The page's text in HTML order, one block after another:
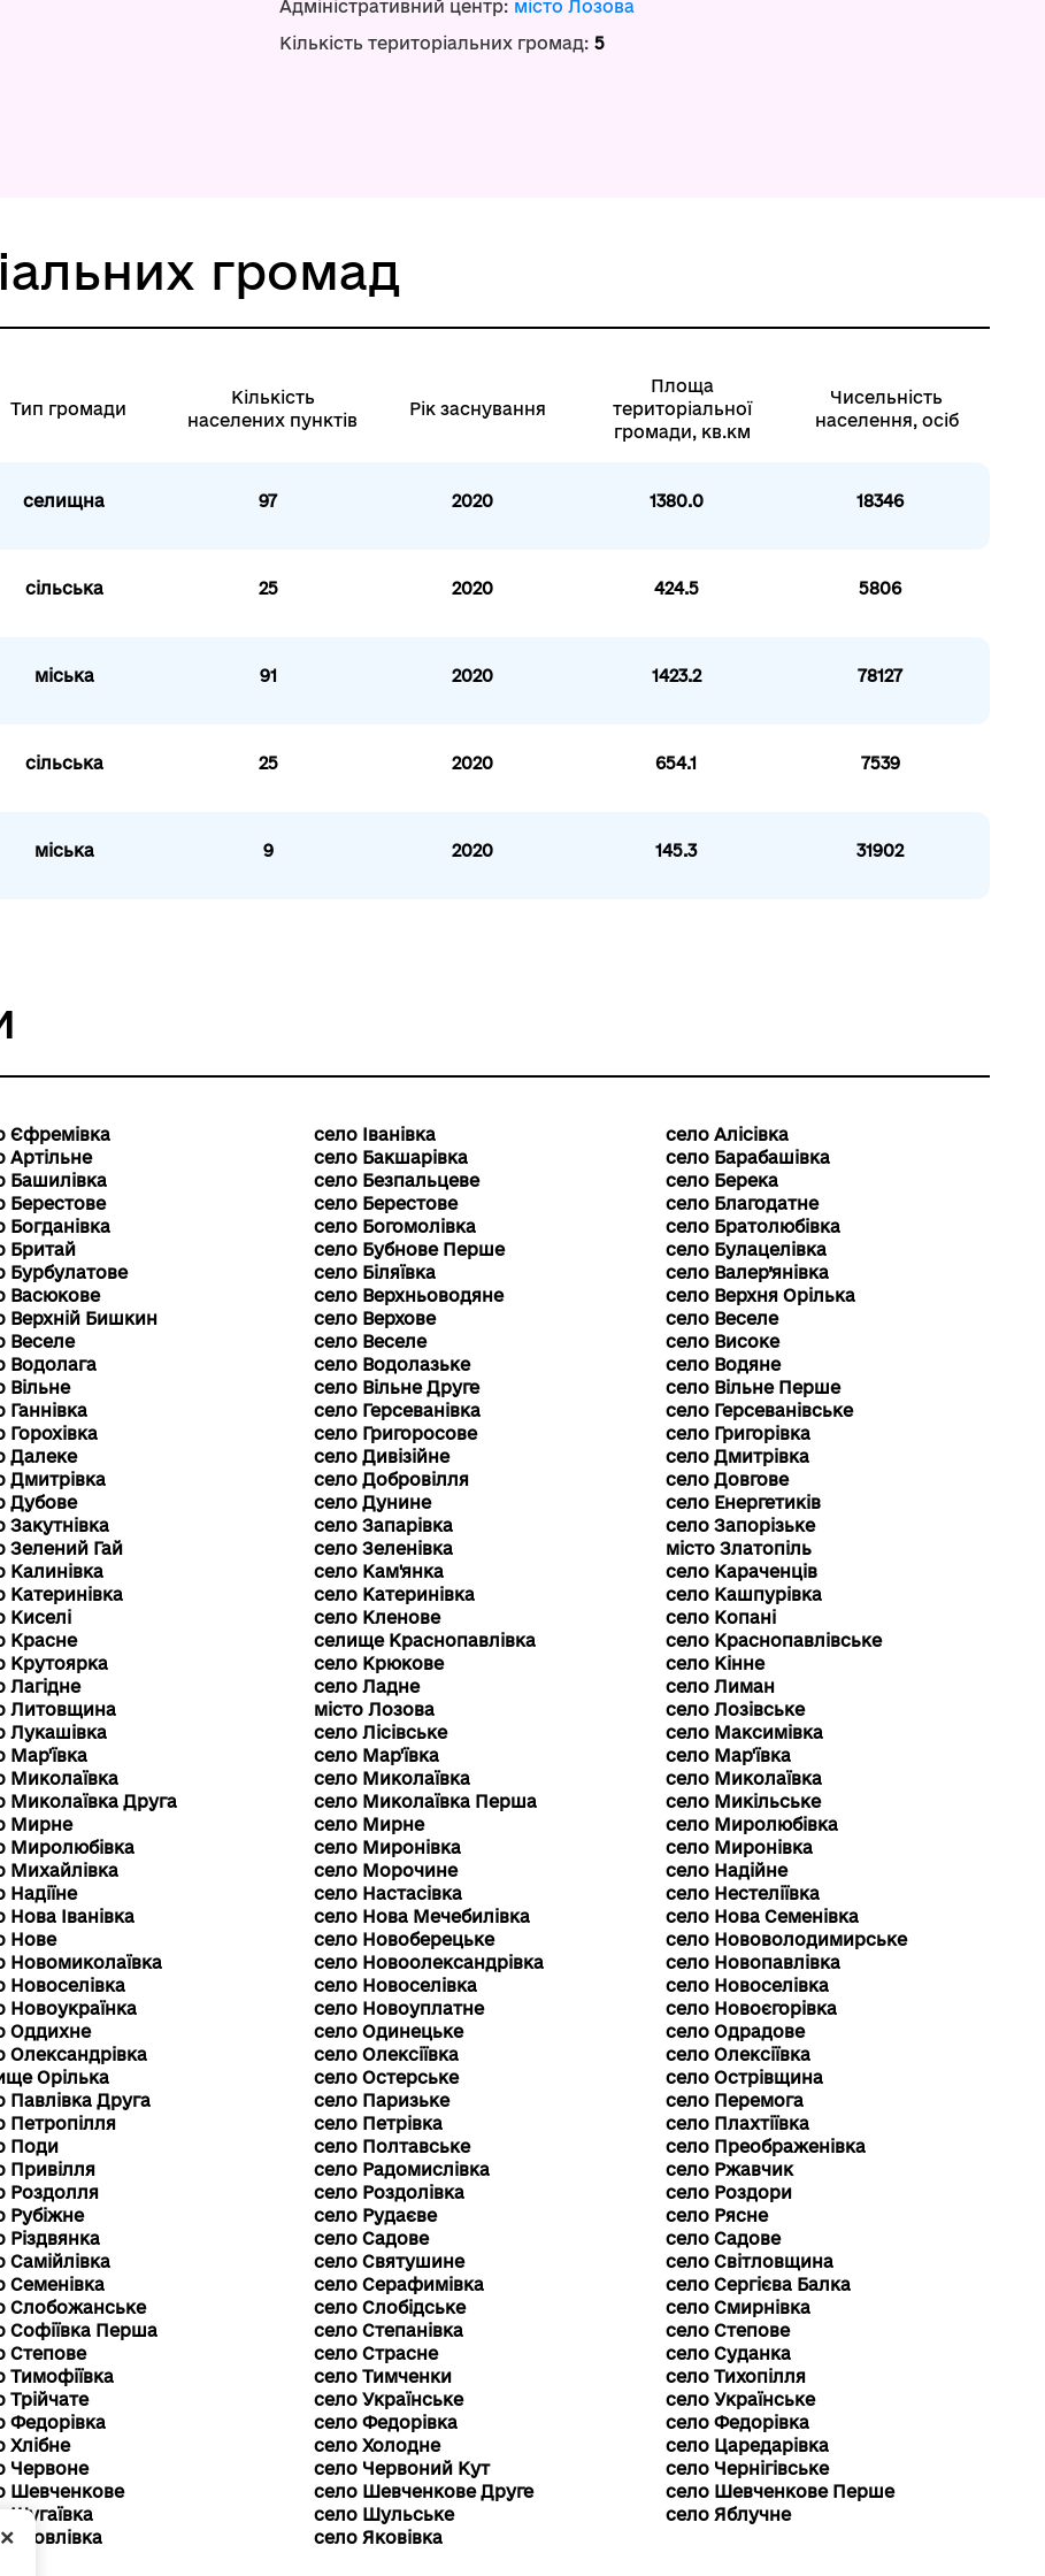
+
Адміністративний центр: місто Лозова
Кількість територіальних громад: 5
громад
Тип громади
Кількість
населених пунктів
Рік заснування
Площа
територіальної
громади, кв.км
Чисельність
населення, осіб
селищна 97 2020 1380.0 18346
сільська 25 2020 424.5 5806
міська 91 2020 1423.2 78127
сільська 25 2020 654.1 7539
міська 9 2020 145.3 31902
Єфремівка село Іванівка
село Алісівка
Артільне село Бакшарівка
село Барабашівка
Башилівка село Безпальцеве
село Берека
Берестове село Берестове
село Благодатне
Богданівка село Богомолівка
село Братолюбівка
Бритай село Бубнове Перше
село Булацелівка
Бурбулатове село Біляївка
село Валер’янівка
Васюкове село Верхньоводяне
село Верхня Орілька
Верхній Бишкин село Верхове
село Веселе
Веселе село Веселе
село Високе
Водолага село Водолазьке
село Водяне
Вільне село Вільне Друге
село Вільне Перше
Ганнівка село Герсеванівка
село Герсеванівське
Горохівка село Григоросове
село Григорівка
Далеке село Дивізійне
село Дмитрівка
Дмитрівка село Добровілля
село Довгове
Дубове село Дунине
село Енергетиків
Закутнівка село Запарівка
село Запорізьке
Зелений Гай село Зеленівка
місто Златопіль
Калинівка село Кам'янка
село Караченців
Катеринівка село Катеринівка
село Кашпурівка
Киселі село Кленове
село Копані
Красне селище Краснопавлівка
село Краснопавлівське
Крутоярка село Крюкове
село Кінне
Лагідне село Ладне
село Лиман
Литовщина місто Лозова
село Лозівське
Лукашівка село Лісівське
село Максимівка
Мар'ївка село Мар'ївка
село Мар'ївка
Миколаївка село Миколаївка
село Миколаївка
Миколаївка Друга село Миколаївка Перша
село Микільське
Мирне село Мирне
село Миролюбівка
Миролюбівка село Миронівка
село Миронівка
Михайлівка село Морочине
село Надійне
Надіїне село Настасівка
село Нестеліївка
Нова Іванівка село Нова Мечебилівка
село Нова Семенівка
Нове село Новоберецьке
село Нововолодимирське
Новомиколаївка село Новоолександрівка
село Новопавлівка
Новоселівка село Новоселівка
село Новоселівка
Новоукраїнка село Новоуплатне
село Новоєгорівка
Оддихне село Одинецьке
село Одрадове
Олександрівка село Олексіївка
село Олексіївка
Орілька село Остерське
село Острівщина
Павлівка Друга село Паризьке
село Перемога
Петропілля село Петрівка
село Плахтіївка
Поди село Полтавське
село Преображенівка
Привілля село Радомислівка
село Ржавчик
Роздолля село Роздолівка
село Роздори
Рубіжне село Рудаєве
село Рясне
Різдвянка село Садове
село Садове
Самійлівка село Святушине
село Світловщина
Семенівка село Серафимівка
село Сергієва Балка
Слобожанське село Слобідське
село Смирнівка
Софіївка Перша село Степанівка
село Степове
Степове село Страсне
село Суданка
Тимофіївка село Тимченки
село Тихопілля
Трійчате село Українське
село Українське
Федорівка село Федорівка
село Федорівка
Хлібне село Холодне
село Царедарівка
Червоне село Червоний Кут
село Чернігівське
Шевченкове село Шевченкове Друге
село Шевченкове Перше
Шугаївка село Шульське
село Яблучне
Яковлівка село Яковівка